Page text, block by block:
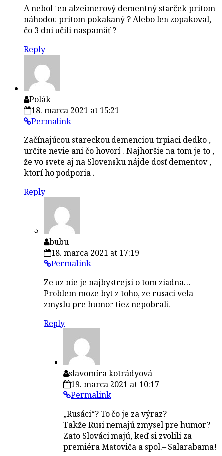
A nebol ten alzeimerový dementný starček pritom
náhodou pritom pokakaný ? Alebo len zopakoval,
čo 3 dni učili naspamäť ?
Reply
Polák
18. marca 2021 at 15:21
Permalink
Začínajúcou stareckou demenciou trpiaci dedko ,
určite nevie ani čo hovorí . Najhoršie na tom je to ,
že vo svete aj na Slovensku nájde dosť dementov ,
ktorí ho podporia .
Reply
bubu
18. marca 2021 at 17:19
Permalink
Ze uz nie je najbystrejsi o tom ziadna…
Problem moze byt z toho, ze rusaci vela
zmyslu pre humor tiez nepobrali.
Reply
slavomíra kotrádyová
19. marca 2021 at 10:17
Permalink
„Rusáci“? To čo je za výraz?
Takže Rusi nemajú zmysel pre humor?
Zato Slováci majú, keď si zvolili za
premiéra Matoviča a spol.– Salarabama!